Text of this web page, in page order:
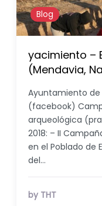
Blog
yacimiento –
(Mendavia,
Ayuntamiento de
(facebook)
arqueológica
2018: – II
en el Poblado de
del…
by THT